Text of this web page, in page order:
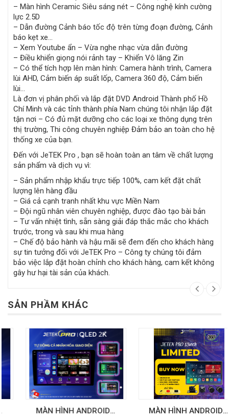
– Màn hình Ceramic Siêu sáng nét – Công nghệ kính cường
lực 2.5D
– Dẫn đường Cảnh báo tốc độ trên từng đoạn đường, Cảnh
báo kẹt xe…
– Xem Youtube ẩn – Vừa nghe nhạc vừa dẫn đường
– Điều khiển giọng nói rảnh tay – Khiển Vô lăng Zin
– Có thể tích hợp lên màn hình: Camera hành trình, Camera
lùi AHD, Cảm biến áp suất lốp, Camera 360 độ, Cảm biến
lùi…
Là đơn vị phân phối và lắp đặt DVD Android Thành phố Hồ
Chí Minh và các tỉnh thành phía Nam chúng tôi nhận lắp đặt
tận nơi – Có đủ mặt dưỡng cho các loại xe thông dụng trên
thị trường, Thi công chuyên nghiệp Đảm bảo an toàn cho hệ
thống xe của bạn.
Đến với JeTEK Pro , bạn sẽ hoàn toàn an tâm về chất lượng
sản phẩm và dịch vụ vì:
– Sản phẩm nhập khẩu trực tiếp 100%, cam kết đặt chất
lượng lên hàng đầu
– Giá cả cạnh tranh nhất khu vực Miền Nam
– Đội ngũ nhân viên chuyên nghiệp, được đào tạo bài bản
– Tư vấn nhiệt tình, sẵn sàng giải đáp thắc mắc cho khách
trước, trong và sau khi mua hàng
– Chế độ bảo hành và hậu mãi sẽ đem đến cho khách hàng
sự tin tưởng đối với JeTEK Pro – Công ty chúng tôi đảm
bảo việc lắp đặt hoàn chỉnh cho khách hàng, cam kết không
gây hư hại tài sản của khách.
SẢN PHẦM KHÁC
MÀN HÌNH ANDROID JETEK PRO 2K ULTRA MÀN HÌNH ANDROID JETEK PRO 13INCH-360 LIMITED